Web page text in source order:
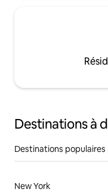
Destinations à
Destinations
New York